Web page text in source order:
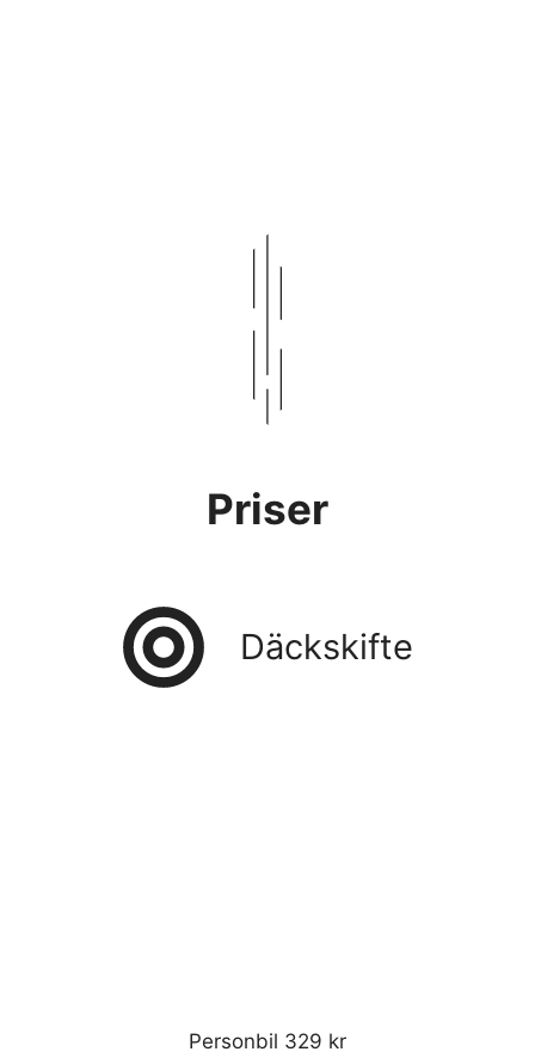
Priser
Däckskifte
Personbil 329 kr